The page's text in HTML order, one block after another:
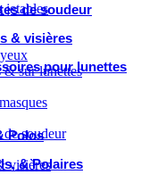
de soudeur
& visières
pour lunettes
Polos
& Polaires
jetables
& sur lunettes
de soudeur
visières